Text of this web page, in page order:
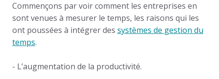
Commençons par voir comment les entreprises en
sont venues à mesurer le temps, les raisons qui les
ont poussées à intégrer des systèmes de gestion du
temps.
- L’augmentation de la productivité.